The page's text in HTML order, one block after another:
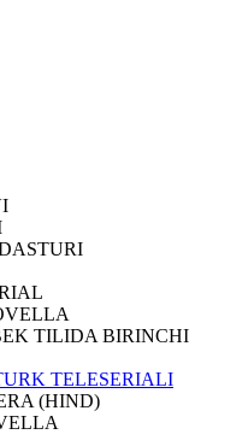
TILIDA BIRINCHI
TELESERIALI
(HIND)